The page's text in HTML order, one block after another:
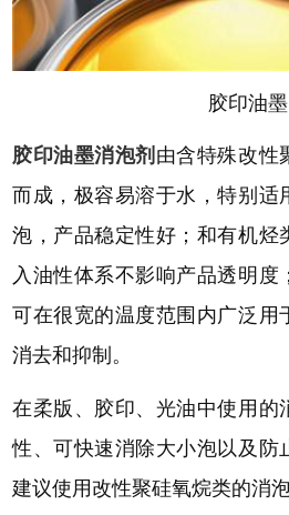
胶印油墨
胶印油墨消泡剂 由含特殊改性
而成，极容易溶于水，特别适
泡，产品稳定性好；和有机烃
入油性体系不影响产品透明度
可在很宽的温度范围内广泛用
消去和抑制。
在柔版、胶印、光油中使用的
性、可快速消除大小泡以及防
建议使用改性聚硅氧烷类的消泡